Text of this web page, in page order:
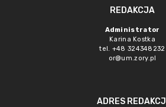
REDAKCJA
Administrator
Karina Kostka
tel. +48 324348232
or@um.zory.pl
ADRES REDAKCJI